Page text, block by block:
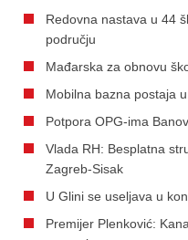
Redovna nastava u 44
području
Mađarska za obnovu
Mobilna bazna postaja
Potpora OPG-ima
Vlada RH: Besplatna
Zagreb-Sisak
U Glini se useljava u
Premijer Plenković: